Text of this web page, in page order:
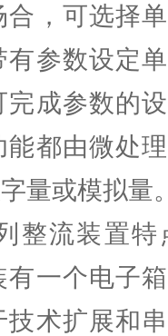
，可选择
参数设定
成参数的
都由微处
量或模拟量
整流装置
一个电子
技术扩展和